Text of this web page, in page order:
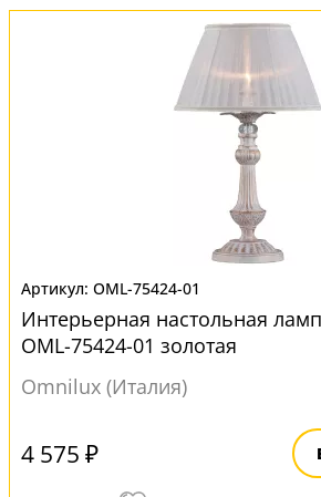
OML-75424-01
Интерьерная настольная
OML-75424-01 золотая
Omnilux (Италия)
4 575 ₽